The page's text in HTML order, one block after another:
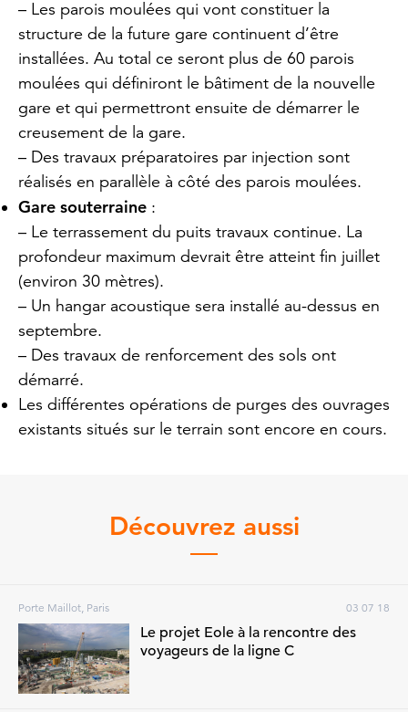
– Les parois moulées qui vont constituer la
structure de la future gare continuent d’être
installées. Au total ce seront plus de 60 parois
moulées qui définiront le bâtiment de la nouvelle
gare et qui permettront ensuite de démarrer le
creusement de la gare.
– Des travaux préparatoires par injection sont
réalisés en parallèle à côté des parois moulées.
Gare souterraine :
– Le terrassement du puits travaux continue. La
profondeur maximum devrait être atteint fin juillet
(environ 30 mètres).
– Un hangar acoustique sera installé au-dessus en
septembre.
– Des travaux de renforcement des sols ont
démarré.
Les différentes opérations de purges des ouvrages
existants situés sur le terrain sont encore en cours.
Découvrez aussi
Porte Maillot, Paris 03 07 18
Le projet Eole à la rencontre des
voyageurs de la ligne C